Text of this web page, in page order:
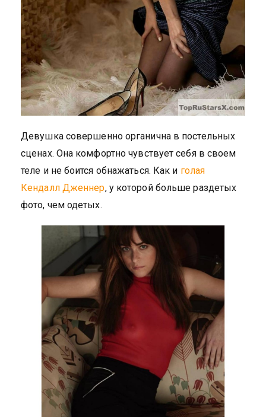
Девушка совершенно органична в постельных
сценах. Она комфортно чувствует себя в своем
теле и не боится обнажаться. Как и голая
Кендалл Дженнер, у которой больше раздетых
фото, чем одетых.